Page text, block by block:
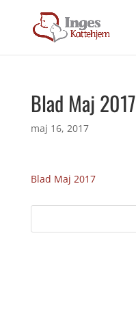
Blad Maj 2017
maj 16, 2017
Blad Maj 2017